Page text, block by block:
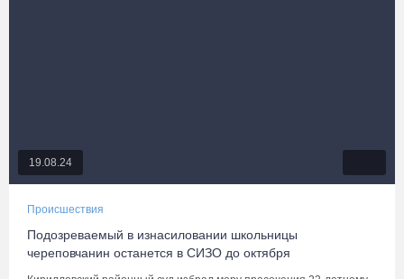
19.08.24
Происшествия
Подозреваемый в изнасиловании школьницы
череповчанин останется в СИЗО до октября